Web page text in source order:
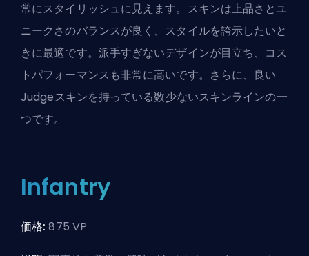
常にスタイリッシュに見えます。スキンは上品さとユ
ニークさのバランスが良く、スタイルを誇示したいと
きに最適です。派手すぎないデザインが目立ち、コス
トパフォーマンスも非常に高いです。さらに、 良い
Judgeスキンを持っている数少ないスキンラインの一
つです。
Infantry
価格:875 VP